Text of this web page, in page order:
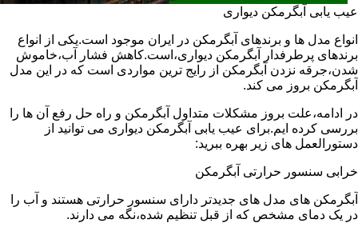
عیب یابی آبگرمکن دیواری
انواع مدل ها و برندهای آبگرمکن در ایران موجود است.یکی از انواع
برندهای پرطرفدار آبگرمکن دیواری،است.کاهش فشار آب،خاموش
شدن،جرقه نزدن آبگرمکن از رایج ترین مواردی است که در این مدل
آبگرمکن بروز می کند.
در ادامه،علت بروز مشکلات متداول آبگرمکن و راه حل رفع آن ها را
بررسی کرده ایم.برای عیب یابی آبگرمکن دیواری می توانید از
دستورالعمل های زیر بهره ببرید:
خرابی سنسور حرارتی آبگرمکن
آبگرمکن های مدل های جدیدتر دارای سنسور حرارتی هستند و آب را
در یک دمای مشخص که از قبل تنظیم شده،نگه می دارند.